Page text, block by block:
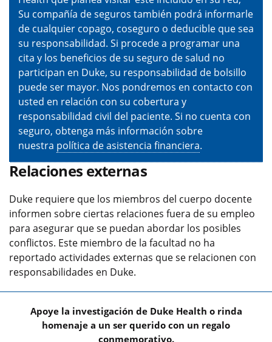
Su compañía de seguros también podrá informarle
de cualquier copago, coseguro o deducible que sea
su responsabilidad. Si procede a programar una
cita y los beneficios de su seguro de salud no
participan en Duke, su responsabilidad de bolsillo
puede ser mayor. Nos pondremos en contacto con
usted en relación con su cobertura y
responsabilidad civil del paciente. Si no cuenta con
seguro, obtenga más información sobre
nuestra política de asistencia financiera.
Relaciones externas
Duke requiere que los miembros del cuerpo docente
informen sobre ciertas relaciones fuera de su empleo
para asegurar que se puedan abordar los posibles
conflictos. Este miembro de la facultad no ha
reportado actividades externas que se relacionen con
responsabilidades en Duke.
Apoye la investigación de Duke Health o rinda
homenaje a un ser querido con un regalo
conmemorativo.